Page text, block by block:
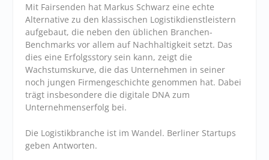
Mit Fairsenden hat Markus Schwarz eine echte
Alternative zu den klassischen Logistikdienstleistern
aufgebaut, die neben den üblichen Branchen-
Benchmarks vor allem auf Nachhaltigkeit setzt. Das
dies eine Erfolgsstory sein kann, zeigt die
Wachstumskurve, die das Unternehmen in seiner
noch jungen Firmengeschichte genommen hat. Dabei
trägt insbesondere die digitale DNA zum
Unternehmenserfolg bei.
Die Logistikbranche ist im Wandel. Berliner Startups
geben Antworten.